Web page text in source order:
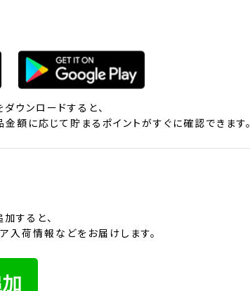
ウンロードすると、
額に応じて貯まるポイントがすぐに確認できます。
すると、
入荷情報などをお届けします。